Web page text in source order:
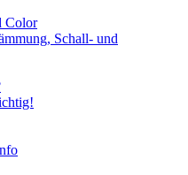
Color
Schall- und